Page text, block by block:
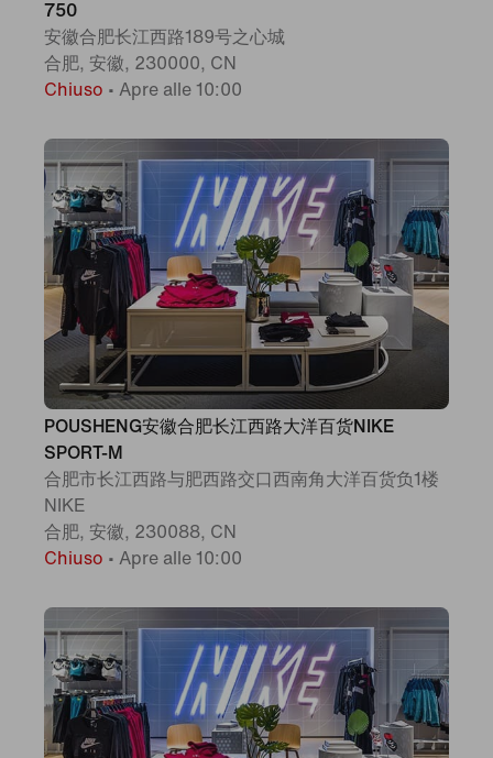
750
安徽合肥长江西路189号之心城
合肥, 安徽, 230000, CN
Chiuso • Apre alle 10:00
POUSHENG安徽合肥长江西路大洋百货NIKE
SPORT-M
合肥市长江西路与肥西路交口西南角大洋百货负1楼
NIKE
合肥, 安徽, 230088, CN
Chiuso • Apre alle 10:00